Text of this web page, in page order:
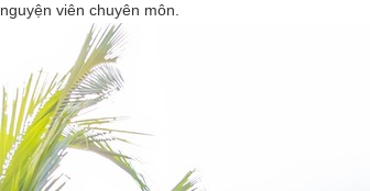
nguyện viên chuyên môn.